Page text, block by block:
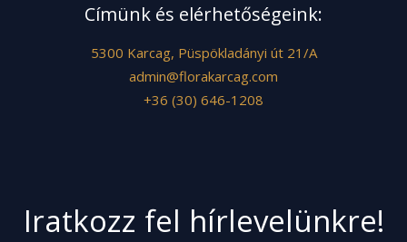
Címünk és elérhetőségeink:
5300 Karcag, Püspökladányi út 21/A
admin@florakarcag.com
+36 (30) 646-1208
Iratkozz fel hírlevelünkre!